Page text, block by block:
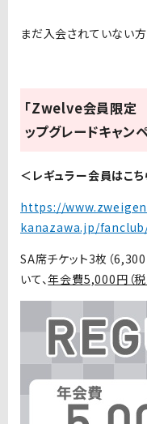
まだ入会されていない方
「Zwelve会員限定
ップグレードキャン
＜レギュラー会員はこち
https://
kanazawa.jp/
SA席チケット3枚（
いて、年会費5,000円（税